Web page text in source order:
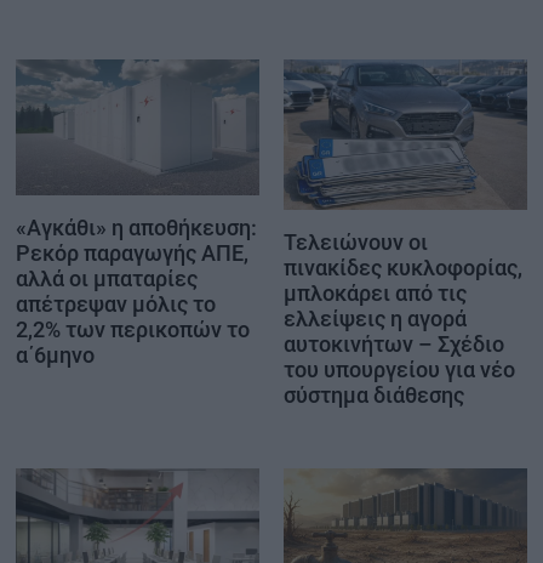
«Αγκάθι» η αποθήκευση:
Ρεκόρ παραγωγής ΑΠΕ,
αλλά οι μπαταρίες
απέτρεψαν μόλις το
2,2% των περικοπών το
α΄6μηνο
Τελειώνουν οι
πινακίδες κυκλοφορίας,
μπλοκάρει από τις
ελλείψεις η αγορά
αυτοκινήτων – Σχέδιο
του υπουργείου για νέο
σύστημα διάθεσης